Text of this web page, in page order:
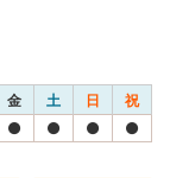
金 土 日 祝